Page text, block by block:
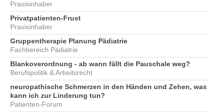
Praxisinhaber
Privatpatienten-Frust
Praxisinhaber
Gruppentherapie Planung Pädiatrie
Fachbereich Pädiatrie
Blankoverordnung - ab wann fällt die Pauschale weg?
Berufspolitik & Arbeitsrecht
neuropathische Schmerzen in den Händen und Zehen, was
kann ich zur Linderung tun?
Patienten-Forum